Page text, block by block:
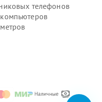
телефонов
г.